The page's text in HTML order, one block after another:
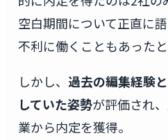
空白期間について正直に
不利に働くこともあったと
しかし、 過去の編集経験
していた姿勢が評価され
業から内定を獲得。